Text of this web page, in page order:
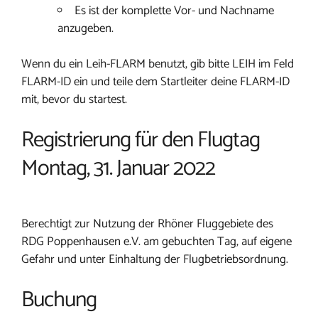
Es ist der komplette Vor- und Nachname
anzugeben.
Wenn du ein Leih-FLARM benutzt, gib bitte LEIH im Feld
FLARM-ID ein und teile dem Startleiter deine FLARM-ID
mit, bevor du startest.
Registrierung für den Flugtag
Montag, 31. Januar 2022
Berechtigt zur Nutzung der Rhöner Fluggebiete des
RDG Poppenhausen e.V. am gebuchten Tag, auf eigene
Gefahr und unter Einhaltung der Flugbetriebsordnung.
Buchung